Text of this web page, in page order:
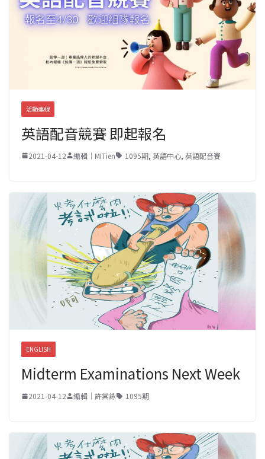
活動連線
英語配音競賽 即起報名
2021-04-12 編輯｜MITien 1095期, 英語中心, 英語配音賽
ENGLISH
Midterm Examinations Next Week
2021-04-12 編輯｜許棠詠 1095期